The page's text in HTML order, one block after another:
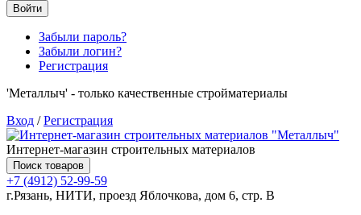
Войти
Забыли пароль?
Забыли логин?
Регистрация
'Металлыч' - только качественные стройматериалы
Вход /Регистрация
Интернет-магазин строительных материалов
Поиск товаров
+7 (4912) 52-99-59
г.Рязань, НИТИ, проезд Яблочкова, дом 6, стр. В